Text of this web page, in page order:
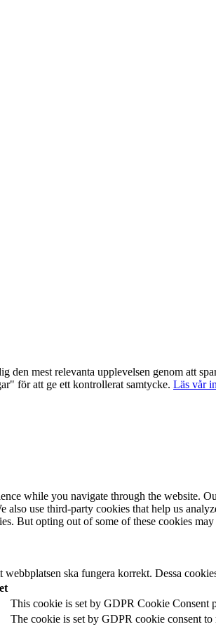
den mest relevanta upplevelsen genom att
för att ge ett kontrollerat samtycke. Läs vår
while you navigate through the website.
use third-party cookies that help us
But opting out of some of these cookies
ska fungera korrekt. Dessa
This cookie is set by GDPR Cookie Consent
The cookie is set by GDPR cookie consent